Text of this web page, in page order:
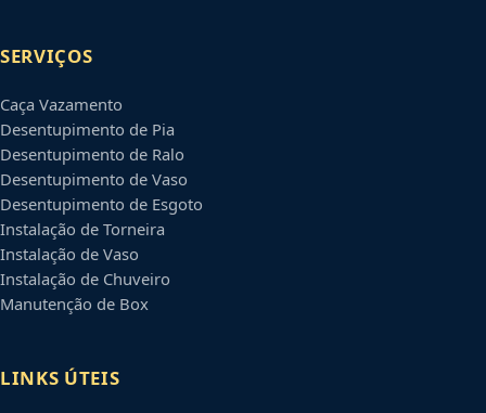
SERVIÇOS
Caça Vazamento
Desentupimento de Pia
Desentupimento de Ralo
Desentupimento de Vaso
Desentupimento de Esgoto
Instalação de Torneira
Instalação de Vaso
Instalação de Chuveiro
Manutenção de Box
LINKS ÚTEIS